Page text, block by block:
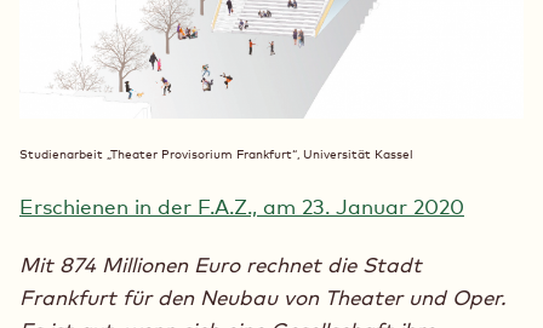
Studienarbeit „Theater Provisorium Frankfurt“, Universität Kassel
Erschienen in der F.A.Z., am 23. Januar 2020
Mit 874 Millionen Euro rechnet die Stadt
Frankfurt für den Neubau von Theater und Oper.